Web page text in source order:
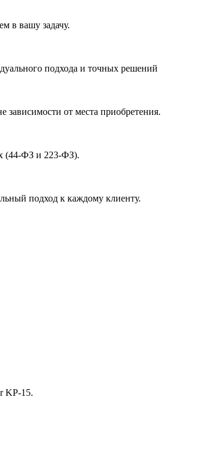
в вашу задачу.
подхода и точных решений
от места приобретения.
(44-ФЗ и 223-ФЗ).
подход к каждому клиенту.
KP-15.